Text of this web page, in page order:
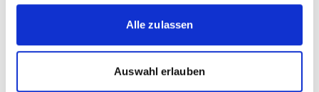
Alle zulassen
Auswahl erlauben